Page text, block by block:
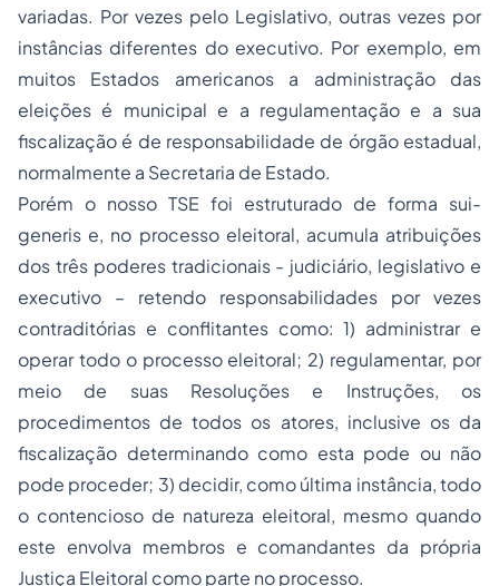
variadas. Por vezes pelo Legislativo, outras vezes por
instâncias diferentes do executivo. Por exemplo, em
muitos Estados americanos a administração das
eleições é municipal e a regulamentação e a sua
fiscalização é de responsabilidade de órgão estadual,
normalmente a Secretaria de Estado.
Porém o nosso TSE foi estruturado de forma sui-
generis e, no processo eleitoral, acumula atribuições
dos três poderes tradicionais - judiciário, legislativo e
executivo – retendo responsabilidades por vezes
contraditórias e conflitantes como: 1) administrar e
operar todo o processo eleitoral; 2) regulamentar, por
meio de suas Resoluções e Instruções, os
procedimentos de todos os atores, inclusive os da
fiscalização determinando como esta pode ou não
pode proceder; 3) decidir, como última instância, todo
o contencioso de natureza eleitoral, mesmo quando
este envolva membros e comandantes da própria
Justiça Eleitoral como parte no processo.